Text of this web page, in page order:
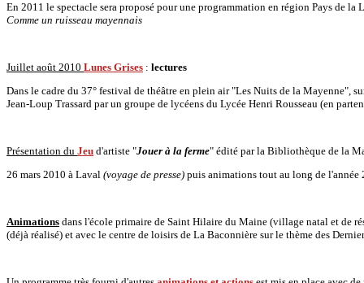
En 2011 le spectacle sera proposé pour une programmation en région Pays de
Comme un ruisseau mayennais
Juillet août 2010 Lunes Grises : lectures
Dans le cadre du 37° festival de théâtre en plein air "Les Nuits de la Mayenne",
Jean-Loup Trassard par un groupe de lycéens du Lycée Henri Rousseau (en
Présentation du Jeu d'artiste "Jouer à la ferme" édité par la Bibliothèque de la
26 mars 2010 à Laval (voyage de presse) puis animations tout au long de l'année
Animations dans l'école primaire de Saint Hilaire du Maine (village natal et de
(déjà réalisé) et avec le centre de loisirs de La Baconnière sur le thème des